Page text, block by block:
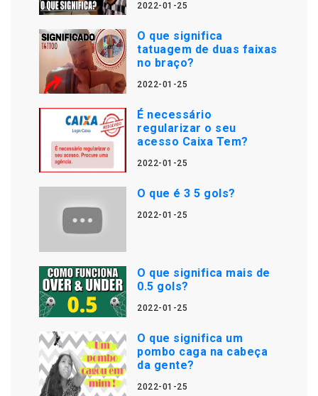
2022-01-25
O que significa
tatuagem de duas faixas
no braço?
2022-01-25
É necessário
regularizar o seu
acesso Caixa Tem?
2022-01-25
O que é 3 5 gols?
2022-01-25
O que significa mais de
0.5 gols?
2022-01-25
O que significa um
pombo caga na cabeça
da gente?
2022-01-25